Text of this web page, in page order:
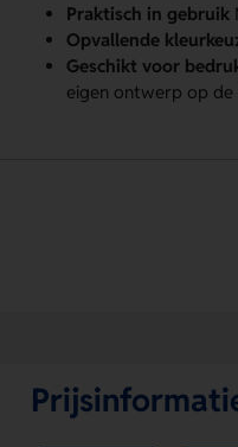
Praktisch in gebruik
Opvallende
Geschikt voor
eigen ontwerp op de